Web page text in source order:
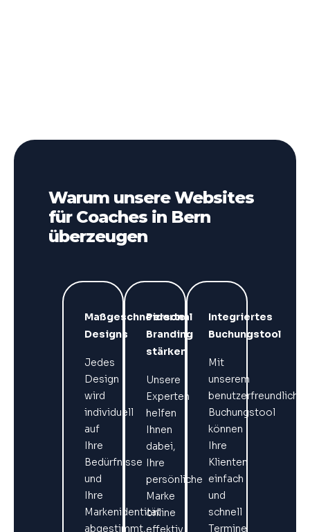
Warum unsere Websites
für Coaches in Bern
überzeugen
Maßgeschneiderte
Designs
Jedes
Design
wird
individuell
auf
Ihre
Bedürfnisse
und
Ihre
Markenidentität
abgestimmt,
Personal
Branding
stärken
Unsere
Experten
helfen
Ihnen
dabei,
Ihre
persönliche
Marke
online
effektiv
Integriertes
Buchungstool
Mit
unserem
benutzerfreundlichen
Buchungstool
können
Ihre
Klienten
einfach
und
schnell
Termine